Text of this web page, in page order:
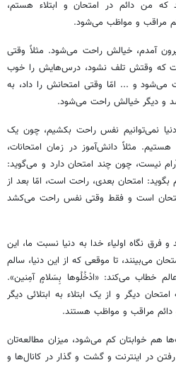
من دائم در امتحان و ابتلاء هستم،
مراقب و مواظب می‌شود.
آمدم، خیالش راحت می‌شود. مثلاً وقتی
که وقتش تلف نشود، درس‌هایش را خوب
می‌شود و ... امّا وقتی امتحانش را داد، به
و دیگر خیالش راحت می‌شود.
دنیا نمی‌توانیم نفس راحت بکشیم، چون یک
هستیم. مثلاً دانش‌آموز در زمان امتحانات،
نیست، چون چند امتحان دارد و می‌گوید:
امتحان بعدی، راحت است، امّا بعد از
است و فقط وقتی نفس راحت می‌کشد
و فرق نگاه اولیاء خدا به دنیا نسبت ما، این
می‌بینند، تا موقعی که از این دنیا، سالم
خطاب می‌کند: «ادْخُلُوها بِسَلامٍ آمِنين».
دیگر و از یک ابتلاء به ابتلائی دیگر
مراقب و مواظب هستند.
هم خوابتان کم می‌شود، میزان مطالعه‌تان
در اینترنت و گشت و گذار در کانال‌ها و